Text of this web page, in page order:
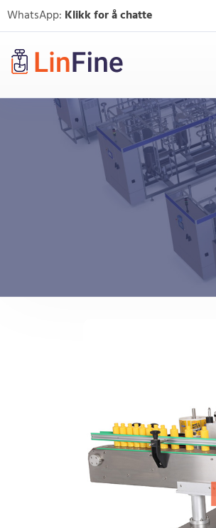
WhatsApp: Klikk for å chatte